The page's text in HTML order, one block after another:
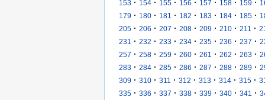
153 · 154 · 155 · 156 · 157 · 158 · 159 ·
179 · 180 · 181 · 182 · 183 · 184 · 185 ·
205 · 206 · 207 · 208 · 209 · 210 · 211 ·
231
· 232 · 233 · 234 · 235 · 236 · 237 ·
257 · 258 · 259 · 260 · 261 · 262 · 263 ·
283 · 284 · 285 · 286 · 287 · 288 · 289 ·
309 · 310 · 311 · 312 · 313 · 314 · 315 ·
335 · 336 · 337 · 338 · 339 · 340 · 341 ·